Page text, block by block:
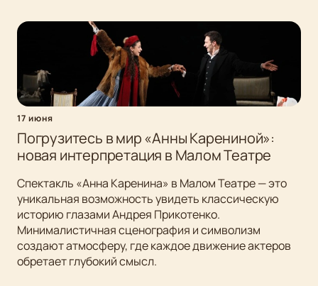
17 июня
Погрузитесь в мир «Анны Карениной»:
новая интерпретация в Малом Театре
Спектакль «Анна Каренина» в Малом Театре — это
уникальная возможность увидеть классическую
историю глазами Андрея Прикотенко.
Минималистичная сценография и символизм
создают атмосферу, где каждое движение актеров
обретает глубокий смысл.